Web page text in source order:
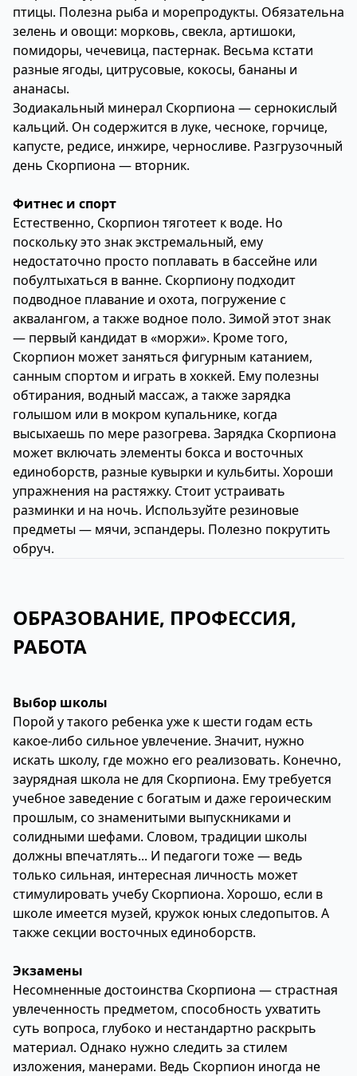
птицы. Полезна рыба и морепродукты. Обязательна
зелень и овощи: морковь, свекла, артишоки,
помидоры, чечевица, пастернак. Весьма кстати
разные ягоды, цитрусовые, кокосы, бананы и
ананасы.
Зодиакальный минерал Скорпиона — сернокислый
кальций. Он содержится в луке, чесноке, горчице,
капусте, редисе, инжире, черносливе. Разгрузочный
день Скорпиона — вторник.
Фитнес и спорт
Естественно, Скорпион тяготеет к воде. Но
поскольку это знак экстремальный, ему
недостаточно просто поплавать в бассейне или
побултыхаться в ванне. Скорпиону подходит
подводное плавание и охота, погружение с
аквалангом, а также водное поло. Зимой этот знак
— первый кандидат в «моржи». Кроме того,
Скорпион может заняться фигурным катанием,
санным спортом и играть в хоккей. Ему полезны
обтирания, водный массаж, а также зарядка
голышом или в мокром купальнике, когда
высыхаешь по мере разогрева. Зарядка Скорпиона
может включать элементы бокса и восточных
единоборств, разные кувырки и кульбиты. Хороши
упражнения на растяжку. Стоит устраивать
разминки и на ночь. Используйте резиновые
предметы — мячи, эспандеры. Полезно покрутить
обруч.
ОБРАЗОВАНИЕ, ПРОФЕССИЯ,
РАБОТА
Выбор школы
Порой у такого ребенка уже к шести годам есть
какое-либо сильное увлечение. Значит, нужно
искать школу, где можно его реализовать. Конечно,
заурядная школа не для Скорпиона. Ему требуется
учебное заведение с богатым и даже героическим
прошлым, со знаменитыми выпускниками и
солидными шефами. Словом, традиции школы
должны впечатлять... И педагоги тоже — ведь
только сильная, интересная личность может
стимулировать учебу Скорпиона. Хорошо, если в
школе имеется музей, кружок юных следопытов. А
также секции восточных единоборств.
Экзамены
Несомненные достоинства Скорпиона — страстная
увлеченность предметом, способность ухватить
суть вопроса, глубоко и нестандартно раскрыть
материал. Однако нужно следить за стилем
изложения, манерами. Ведь Скорпион иногда не